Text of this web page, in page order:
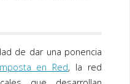
de dar una ponencia
en Red, la red